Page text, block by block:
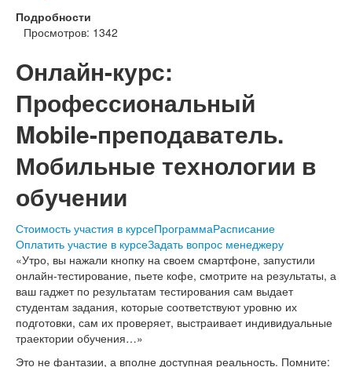
Подробности
Просмотров: 1342
Онлайн-курс:
Профессиональный
Mobile-преподаватель.
Мобильные технологии в
обучении
Стоимость участия в курсеПрограммаРасписание
Оплатить участие в курсеЗадать вопрос менеджеру
«Утро, вы нажали кнопку на своем смартфоне, запустили
онлайн-тестирование, пьете кофе, смотрите на результаты, а
ваш гаджет по результатам тестирования сам выдает
студентам задания, которые соответствуют уровню их
подготовки, сам их проверяет, выстраивает индивидуальные
траектории обучения…»
Это не фантазии, а вполне доступная реальность. Помните: